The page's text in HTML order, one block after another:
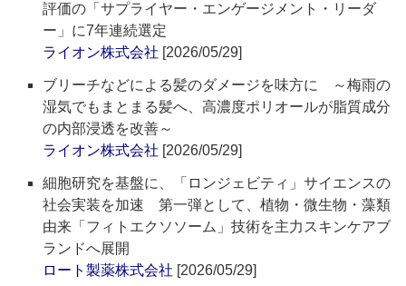
評価の「サプライヤー・エンゲージメント・リーダ
ー」に7年連続選定
ライオン株式会社 [2026/05/29]
ブリーチなどによる髪のダメージを味方に ～梅雨の
湿気でもまとまる髪へ、高濃度ポリオールが脂質成分
の内部浸透を改善～
ライオン株式会社 [2026/05/29]
細胞研究を基盤に、「ロンジェビティ」サイエンスの
社会実装を加速 第一弾として、植物・微生物・藻類
由来「フィトエクソソーム」技術を主力スキンケアブ
ランドへ展開
ロート製薬株式会社 [2026/05/29]